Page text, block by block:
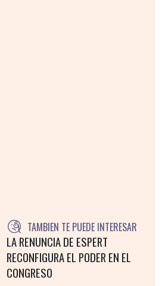
TAMBIEN TE PUEDE INTERESAR
LA RENUNCIA DE ESPERT
RECONFIGURA EL PODER EN EL
CONGRESO